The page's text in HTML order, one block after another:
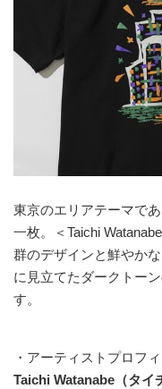
東京のエリアテーマで
一枚。＜Taichi
群のデザインと鮮やか
に見立てたダークトー
す。
・アーティストプロフ
Taichi Watanabe（タイ